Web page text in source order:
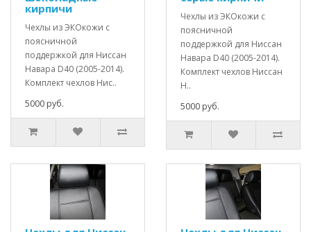
кирпичи
Чехлы из ЭКОкожи с
поясничной
поддержкой для Ниссан
Навара D40 (2005-2014).
Комплект чехлов Нис..
5000 руб.
Чехлы из ЭКОкожи с
поясничной
поддержкой для Ниссан
Навара D40 (2005-2014).
Комплект чехлов Ниссан
Н..
5000 руб.